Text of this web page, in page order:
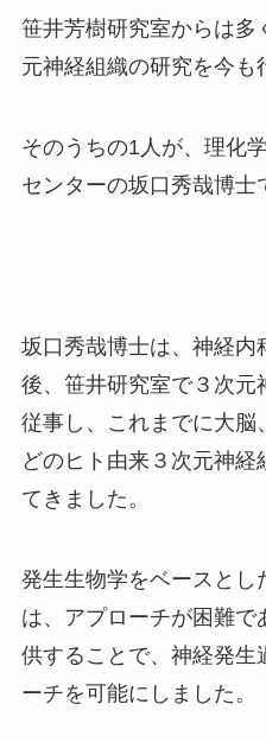
笹井芳樹研究室からは多
元神経組織の研究を今も
そのうちの1人が、理化
センターの坂口秀哉博士
坂口秀哉博士は、神経内
後、笹井研究室で３次元
従事し、これまでに大脳
どのヒト由来３次元神経
てきました。
発生生物学をベースとし
は、アプローチが困難で
供することで、神経発生
ーチを可能にしました。